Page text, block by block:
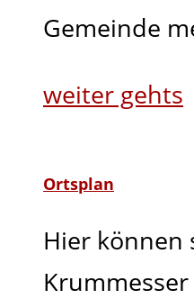
Gemeinde
weiter gehts
Ortsplan
Hier können